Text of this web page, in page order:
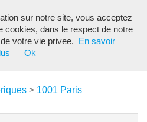
> 1001 Paris
sur notre site, vous acceptez
cookies, dans le respect de notre
votre vie privee.
En savoir
Ok